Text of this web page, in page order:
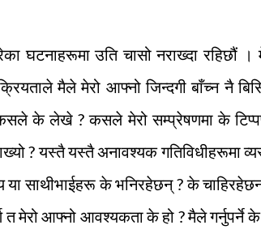
घटनाहरूमा उति चासो नराख्दा रहिछौं ।
मैले मेरो आफ्नो जिन्दगी बाँच्न नै
के लेखे ? कसले मेरो सम्प्रेषणमा के
? यस्तै यस्तै अनावश्यक गतिविधीहरूमा
साथीभाईहरू के भनिरहेछन् ? के
मेरो आफ्नो आवश्यकता के हो ? मैले गर्नुपर्ने